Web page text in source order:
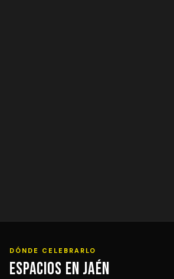
DÓNDE CELEBRARLO
Espacios en Jaén